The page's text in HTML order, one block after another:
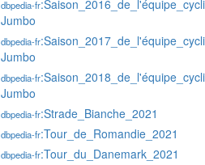
dbpedia-fr
Jumbo
dbpedia-fr
Jumbo
dbpedia-fr
Jumbo
dbpedia-fr:Strade_Bianche_2021
dbpedia-fr:Tour_de_Romandie_2021
dbpedia-fr:Tour_du_Danemark_2021